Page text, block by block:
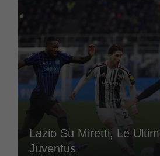
Lazio Su Miretti, Le
Juventus